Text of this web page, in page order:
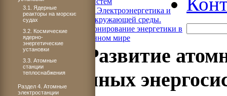
Книга 5. Электроэнергетика и
охрана окружающей среды.
Функционирование энергетики в
современном мире
Книга 4. Развитие
объединенных
3.1. Ядерные
реакторы на морских
судах
3.2. Космические
ядерно-
энергетические
установки
3.3. Атомные
станции
теплоснабжения
Раздел 4. Атомные
электростанции